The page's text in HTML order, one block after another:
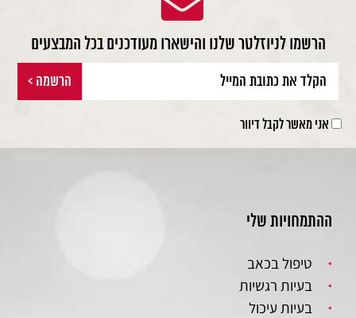
הרשמו לניוזלטר שלנו והישארו מעודכנים בכל המבצעים
אני מאשר לקבל דיוור
ההתמחויות שלי
טיפול בכאב
בעיות רגשיות
בעיות עיכול